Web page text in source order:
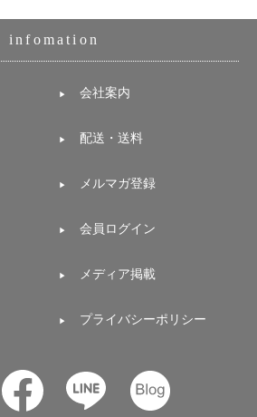
infomation
会社案内
配送・送料
メルマガ登録
会員ログイン
メディア掲載
プライバシーポリシー